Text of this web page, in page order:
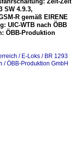
SW 4.9.3,
R gemäß EIRENE
UIC-WTB nach ÖBB
ÖBB-Produktion
/ E-Loks / BR 1293
/ ÖBB-Produktion GmbH